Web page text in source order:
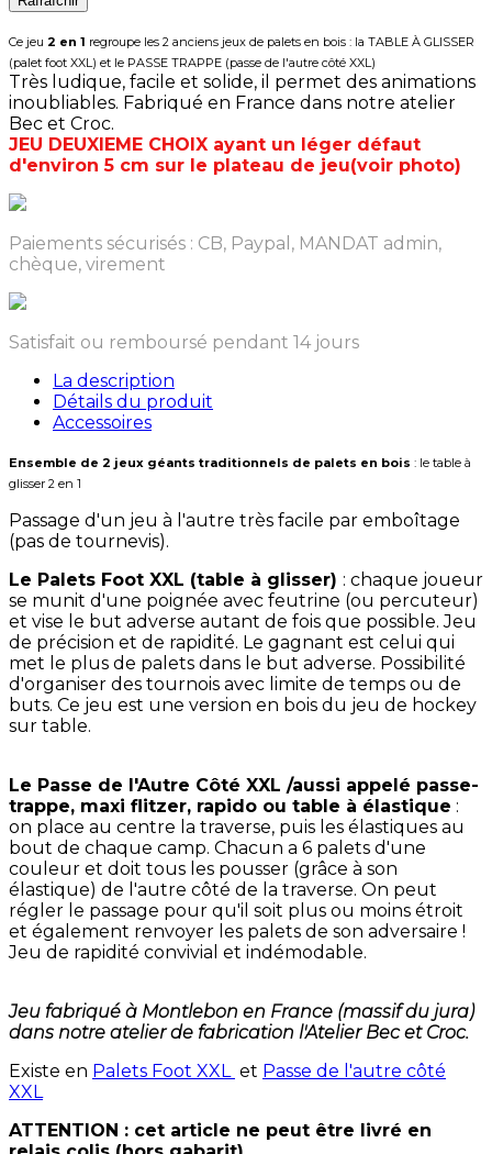
Ce jeu 2 en 1 regroupe les 2 anciens jeux de palets en bois : la TABLE À GLISSER
(palet foot XXL) et le PASSE TRAPPE (passe de l'autre côté XXL)
Très ludique, facile et solide, il permet des animations
inoubliables. Fabriqué en France dans notre atelier
Bec et Croc.
JEU DEUXIEME CHOIX ayant un léger défaut
d'environ 5 cm sur le plateau de jeu(voir photo)
Paiements sécurisés : CB, Paypal, MANDAT admin,
chèque, virement
Satisfait ou remboursé pendant 14 jours
La description
Détails du produit
Accessoires
Ensemble de 2 jeux géants traditionnels de palets en bois : le table à
glisser 2 en 1
Passage d'un jeu à l'autre très facile par emboîtage
(pas de tournevis).
Le Palets Foot XXL (table à glisser) : chaque joueur
se munit d'une poignée avec feutrine (ou percuteur)
et vise le but adverse autant de fois que possible. Jeu
de précision et de rapidité. Le gagnant est celui qui
met le plus de palets dans le but adverse. Possibilité
d'organiser des tournois avec limite de temps ou de
buts. Ce jeu est une version en bois du jeu de hockey
sur table.
Le Passe de l'Autre Côté XXL /aussi appelé passe-
trappe, maxi flitzer, rapido ou table à élastique :
on place au centre la traverse, puis les élastiques au
bout de chaque camp. Chacun a 6 palets d'une
couleur et doit tous les pousser (grâce à son
élastique) de l'autre côté de la traverse. On peut
régler le passage pour qu'il soit plus ou moins étroit
et également renvoyer les palets de son adversaire !
Jeu de rapidité convivial et indémodable.
Jeu fabriqué à Montlebon en France (massif du jura)
dans notre atelier de fabrication l'Atelier Bec et Croc.
Existe en Palets Foot XXL et Passe de l'autre côté
XXL
ATTENTION : cet article ne peut être livré en